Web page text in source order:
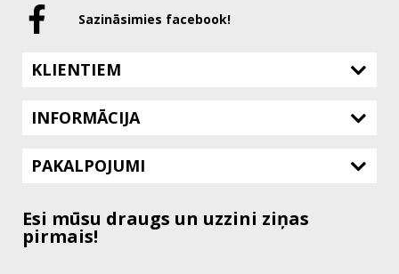
Sazināsimies facebook!
KLIENTIEM
INFORMĀCIJA
PAKALPOJUMI
Esi mūsu draugs un uzzini ziņas
pirmais!